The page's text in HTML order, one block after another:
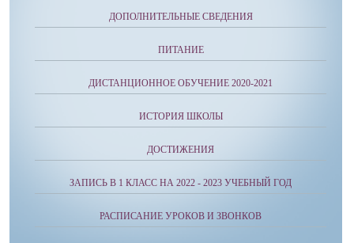
ДОПОЛНИТЕЛЬНЫЕ СВЕДЕНИЯ
ПИТАНИЕ
ДИСТАНЦИОННОЕ ОБУЧЕНИЕ 2020-2021
ИСТОРИЯ ШКОЛЫ
ДОСТИЖЕНИЯ
ЗАПИСЬ В 1 КЛАСС НА 2022 - 2023 УЧЕБНЫЙ ГОД
РАСПИСАНИЕ УРОКОВ И ЗВОНКОВ